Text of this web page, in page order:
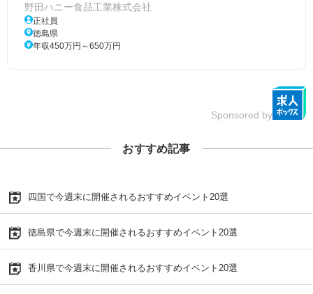
野田ハニー食品工業株式会社
正社員
徳島県
年収450万円～650万円
Sponsored by
おすすめ記事
四国で今週末に開催されるおすすめイベント20選
徳島県で今週末に開催されるおすすめイベント20選
香川県で今週末に開催されるおすすめイベント20選